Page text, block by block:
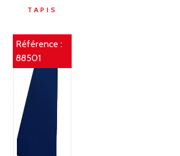
TAPIS
Référence :
88501